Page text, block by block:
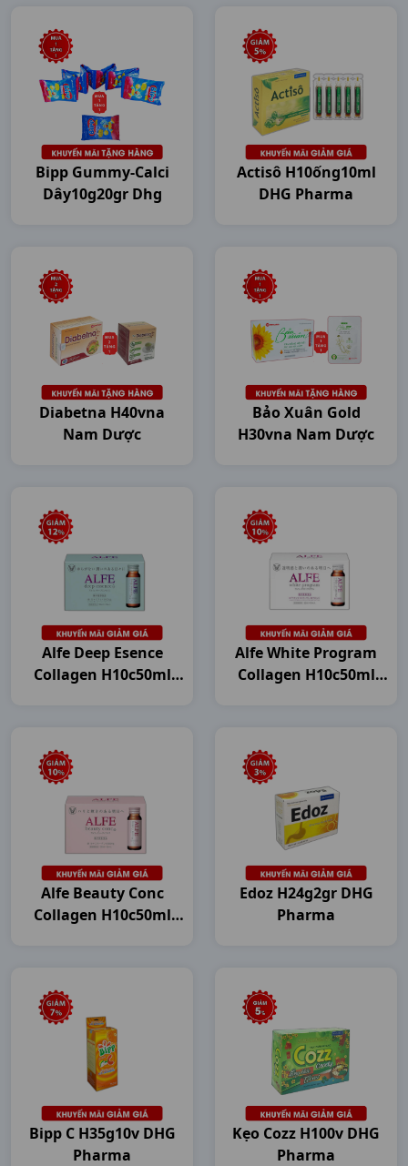
Bipp Gummy-Calci
Dây10g20gr Dhg
Actisô H10ống10ml
DHG Pharma
Diabetna H40vna
Nam Dược
Bảo Xuân Gold
H30vna Nam Dược
Alfe Deep Esence
Collagen H10c50ml
Alfe White Program
Collagen H10c50ml
Alfe Beauty Conc
Collagen H10c50ml
Edoz H24g2gr DHG
Pharma
Bipp C H35g10v DHG
Pharma
Kẹo Cozz H100v DHG
Pharma